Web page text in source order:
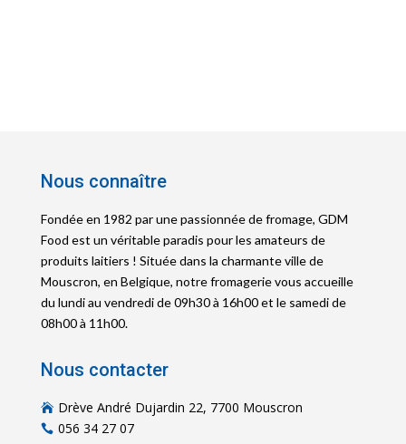
Nous connaître
Fondée en 1982 par une passionnée de fromage, GDM
Food est un véritable paradis pour les amateurs de
produits laitiers ! Située dans la charmante ville de
Mouscron, en Belgique, notre fromagerie vous accueille
du lundi au vendredi de 09h30 à 16h00 et le samedi de
08h00 à 11h00.
Nous contacter
 Drève André Dujardin 22, 7700 Mouscron
 056 34 27 07